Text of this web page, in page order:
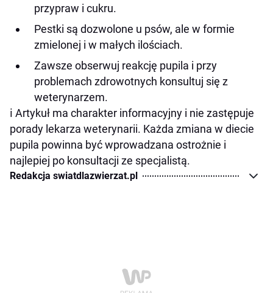
przypraw i cukru.
Pestki są dozwolone u psów, ale w formie
zmielonej i w małych ilościach.
Zawsze obserwuj reakcję pupila i przy
problemach zdrowotnych konsultuj się z
weterynarzem.
ℹ️ Artykuł ma charakter informacyjny i nie zastępuje
porady lekarza weterynarii. Każda zmiana w diecie
pupila powinna być wprowadzana ostrożnie i
najlepiej po konsultacji ze specjalistą.
Redakcja swiatdlazwierzat.pl